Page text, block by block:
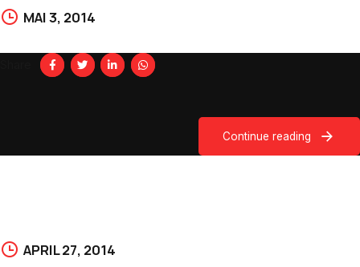
MAI 3, 2014
Continue reading
APRIL 27, 2014